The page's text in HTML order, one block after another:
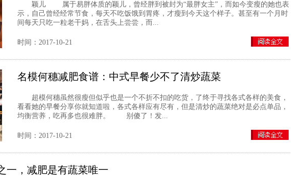
颖儿 属于易胖体质的颖儿，曾经胖到被封为“最胖女主”，而如今变瘦的她也表
示，自己曾经经常节食，每天不吃饭饿到胃疼，才瘦到今天这个样子。甚至有一个月时
间每天只吃一粒老干妈，在舌头上尝尝，而...
时间：2017-10-21
名模何穗减肥食谱：中式早餐少不了清炒蔬菜
超模何穗虽然很瘦但似乎也是一个不折不扣的吃货，了终于寻找各式各样的美食，
看看她的早餐分享你就知道啦，各式各样应有尽有，但是清炒的蔬菜绝对是必点单品，
均衡营养，吃再多也很难胖。 别傻了！发...
时间：2017-10-21
一，减肥是有蔬菜唯一